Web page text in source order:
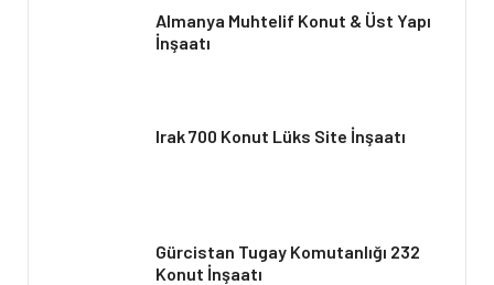
Almanya Muhtelif Konut & Üst Yapı
İnşaatı
Irak 700 Konut Lüks Site İnşaatı
Gürcistan Tugay Komutanlığı 232
Konut İnşaatı